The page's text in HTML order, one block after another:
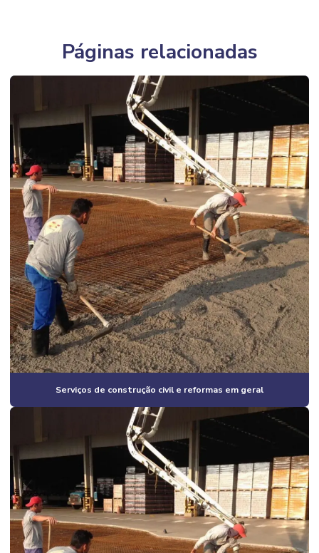
Construção de barracões industriais
Construção de casas em condomínio
Construção civil e arquitetura
Construção civil corporativa
Construção civil empresas
Construção civil especializada em obras industriais
Construção civil industrial
Construção civil e reformas em geral
Construção civil residencial
Construção em estrutura metálica industrial
Construção estrutura metálica preço
Construção de galpão
Construção de galpão 2 andares
Construção de galpão barato
Construção de galpão estrutura metálica
Construção de galpão industrial
Construção de galpão industrial valor
Construção de galpão m2
Construção de galpão pré moldado
Páginas relacionadas
Serviços de construção civil e reformas em geral